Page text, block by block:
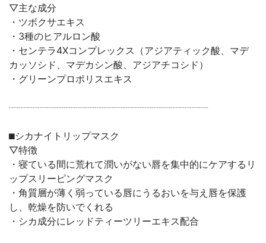
▽主な成分
・ツボクサエキス
・3種のヒアルロン酸
・センテラ4Xコンプレックス（アジアティック酸、マデ
カッソシド、マデカシン酸、アジアチコシド）
・グリーンプロポリスエキス
┈┈┈┈┈┈┈┈┈┈┈┈┈┈┈┈┈┈┈┈┈
⬛︎シカナイトリップマスク
▽特徴
・寝ている間に荒れて潤いがない唇を集中的にケアするリ
ップスリーピングマスク
・角質層が薄く弱っている唇にうるおいを与え唇を保護
し、乾燥を防いでくれる
・シカ成分にレッドティーツリーエキス配合